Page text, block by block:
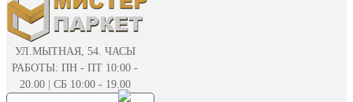
УЛ.МЫТНАЯ, 54. ЧАСЫ
РАБОТЫ: ПН - ПТ 10:00 -
20.00 | СБ 10:00 - 19.00